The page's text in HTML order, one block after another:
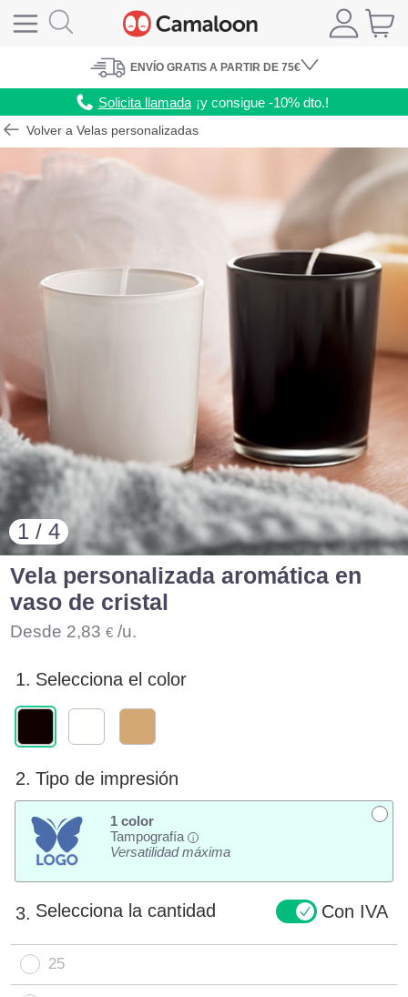
ENVÍO GRATIS A PARTIR DE 75€
Solicita llamada ¡y consigue -10% dto.!
Volver a Velas personalizadas
1 / 4
Vela personalizada aromática en
vaso de cristal
Desde 2,83 € /u.
1. Selecciona el color
2. Tipo de impresión
1 color
Tampografía
i
Versatilidad máxima
3. Selecciona la cantidad Con IVA
25